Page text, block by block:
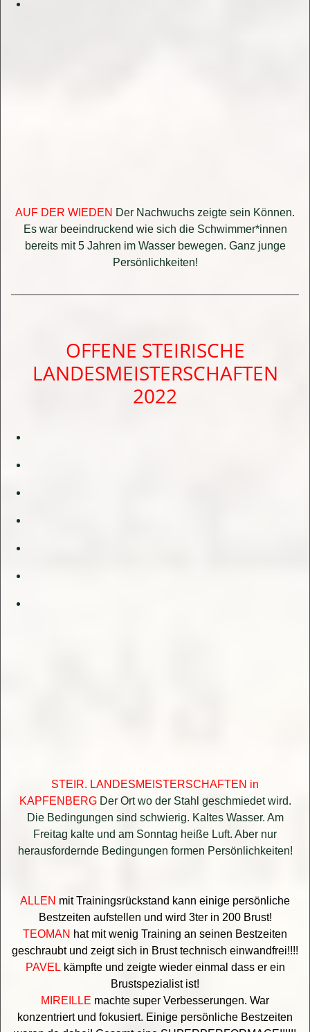
AUF DER WIEDEN Der Nachwuchs zeigte sein Können.
Es war beeindruckend wie sich die Schwimmer*innen
bereits mit 5 Jahren im Wasser bewegen. Ganz junge
Persönlichkeiten!
OFFENE STEIRISCHE
LANDESMEISTERSCHAFTEN
2022
STEIR. LANDESMEISTERSCHAFTEN in
KAPFENBERGDer Ort wo der Stahl geschmiedet wird.
Die Bedingungen sind schwierig. Kaltes Wasser. Am
Freitag kalte und am Sonntag heiße Luft. Aber nur
herausfordernde Bedingungen formen Persönlichkeiten!
ALLEN mit Trainingsrückstand kann einige persönliche
Bestzeiten aufstellen und wird 3ter in 200 Brust!
TEOMAN hat mit wenig Training an seinen Bestzeiten
geschraubt und zeigt sich in Brust technisch einwandfrei!!!!
PAVEL kämpfte und zeigte wieder einmal dass er ein
Brustspezialist ist!
MIREILLE machte super Verbesserungen. War
konzentriert und fokusiert. Einige persönliche Bestzeiten